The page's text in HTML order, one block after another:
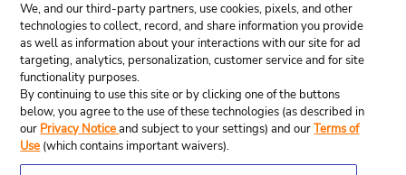
We, and our third-party partners, use cookies, pixels, and other
technologies to collect, record, and share information you provide
as well as information about your interactions with our site for ad
targeting, analytics, personalization, customer service and for site
functionality purposes.
By continuing to use this site or by clicking one of the buttons
below, you agree to the use of these technologies (as described in
our Privacy Noticeand subject to your settings) and ourTerms of
Use (which contains important waivers).